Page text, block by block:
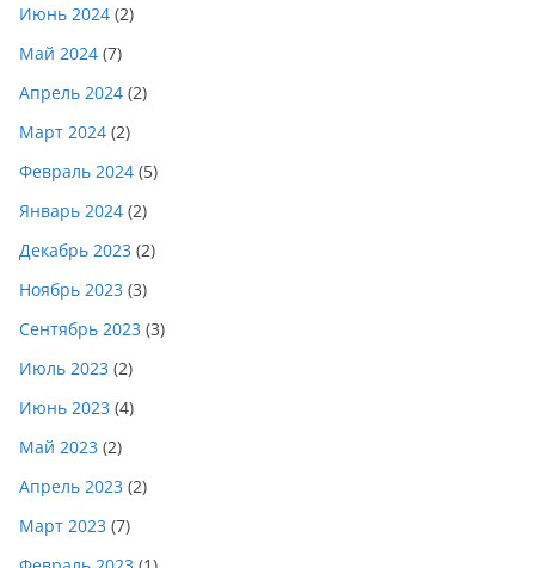
Июнь 2024 (2)
Май 2024 (7)
Апрель 2024 (2)
Март 2024 (2)
Февраль 2024 (5)
Январь 2024 (2)
Декабрь 2023 (2)
Ноябрь 2023 (3)
Сентябрь 2023 (3)
Июль 2023 (2)
Июнь 2023 (4)
Май 2023 (2)
Апрель 2023 (2)
Март 2023 (7)